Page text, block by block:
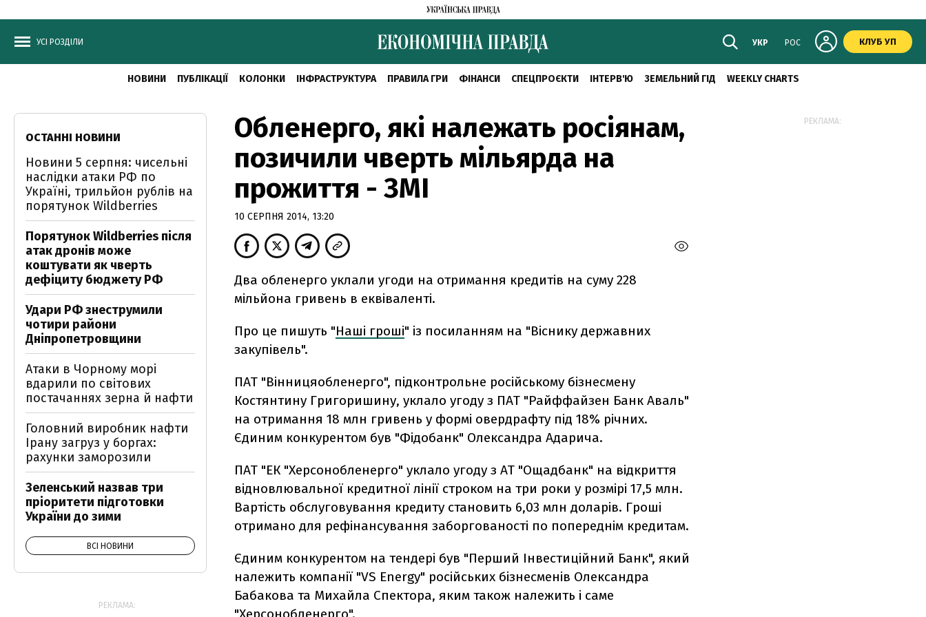
УСІ РОЗДІЛИ УКР РОС КЛУБ УП
НОВИНИ ПУБЛІКАЦІЇ КОЛОНКИ ІНФРАСТРУКТУРА ПРАВИЛА ГРИ ФІНАНСИ СПЕЦПРОЄКТИ ІНТЕРВ'Ю ЗЕМЕЛЬНИЙ ГІД WEEKLY CHARTS
Обленерго, які належать росіянам,
позичили чверть мільярда на
прожиття - ЗМІ
10 СЕРПНЯ 2014, 13:20
Два обленерго уклали угоди на отримання кредитів на суму 228
мільйона гривень в еквіваленті.
Про це пишуть "Наші гроші" із посиланням на "Віснику державних
закупівель".
ПАТ "Вінницяобленерго", підконтрольне російському бізнесмену
Костянтину Григоришину, уклало угоду з ПАТ "Райффайзен Банк Аваль"
на отримання 18 млн гривень у формі овердрафту під 18% річних.
Єдиним конкурентом був "Фідобанк" Олександра Адарича.
ПАТ "ЕК "Херсонобленерго" уклало угоду з АТ "Ощадбанк" на відкриття
відновлювальної кредитної лінії строком на три роки у розмірі 17,5 млн.
Вартість обслуговування кредиту становить 6,03 млн доларів. Гроші
отримано для рефінансування заборгованості по попереднім кредитам.
Єдиним конкурентом на тендері був "Перший Інвестиційний Банк", який
належить компанії "VS Energy" російських бізнесменів Олександра
Бабакова та Михайла Спектора, яким також належить і саме
ОСТАННІ НОВИНИ
Новини 5 серпня: чисельні
наслідки атаки РФ по
Україні, трильйон рублів на
порятунок Wildberries
Порятунок Wildberries після
атак дронів може
коштувати як чверть
дефіциту бюджету РФ
Удари РФ знеструмили
чотири райони
Дніпропетровщини
Атаки в Чорному морі
вдарили по світових
постачаннях зерна й нафти
Головний виробник нафти
Ірану загруз у боргах:
рахунки заморозили
Зеленський назвав три
пріоритети підготовки
України до зими
ВСІ НОВИНИ
РЕКЛАМА:
РЕКЛАМА: